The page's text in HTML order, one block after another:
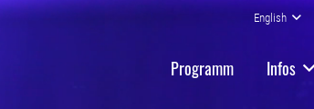
English
Programm Infos